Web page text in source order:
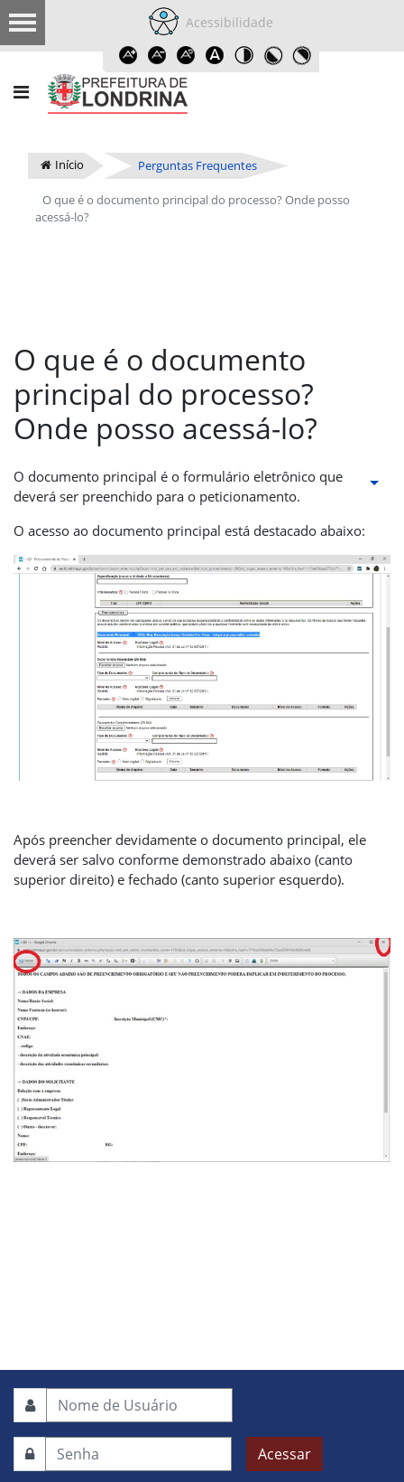
Acessibilidade
Início Perguntas Frequentes
O que é o documento principal do processo? Onde posso
acessá-lo?
O que é o documento
principal do processo?
Onde posso acessá-lo?
O documento principal é o formulário eletrônico que
deverá ser preenchido para o peticionamento.
O acesso ao documento principal está destacado abaixo:
Após preencher devidamente o documento principal, ele
deverá ser salvo conforme demonstrado abaixo (canto
superior direito) e fechado (canto superior esquerdo).
Acessar